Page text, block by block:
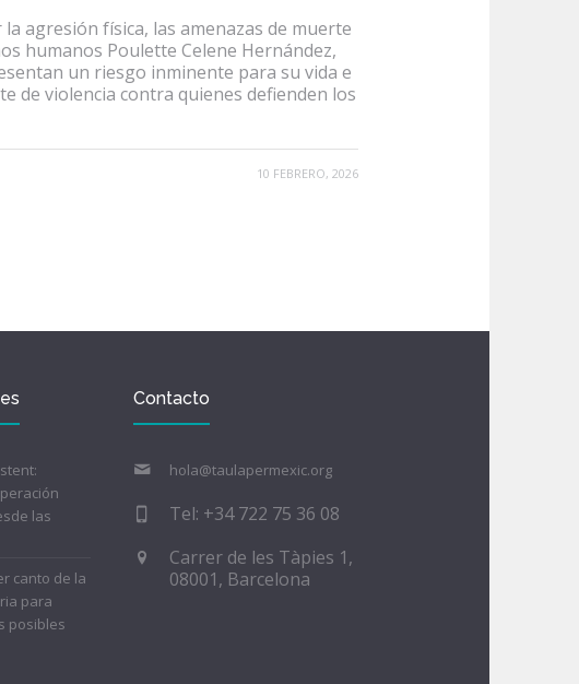
agresión física, las amenazas de muerte
humanos Poulette Celene Hernández,
un riesgo inminente para su vida e
de violencia contra quienes defienden los
10 FEBRERO, 2026
las
canto de la
para
posibles
Contacto
hola@taulapermexic.org
Tel: +34 722 75 36 08
Carrer de les Tàpies 1,
08001, Barcelona